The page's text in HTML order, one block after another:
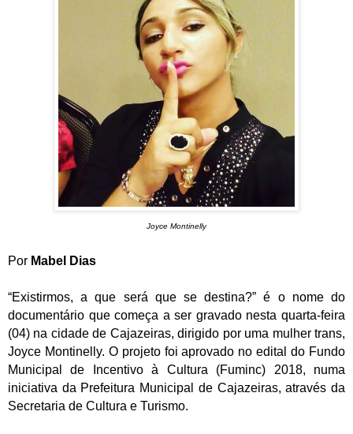
Joyce Montinelly
Por Mabel Dias
“Existirmos, a que será que se destina?” é o nome do
documentário que começa a ser gravado nesta quarta-feira
(04) na cidade de Cajazeiras, dirigido por uma mulher trans,
Joyce Montinelly. O projeto foi aprovado no edital do Fundo
Municipal de Incentivo à Cultura (Fuminc) 2018, numa
iniciativa da Prefeitura Municipal de Cajazeiras, através da
Secretaria de Cultura e Turismo.